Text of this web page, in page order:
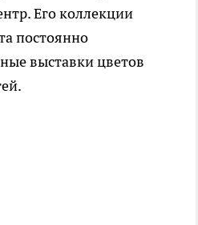
Его коллекции
постоянно
выставки цветов